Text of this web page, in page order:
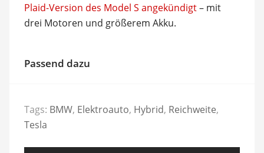
Plaid-Version des Model S angekündigt– mit
drei Motoren und größerem Akku.
Passend dazu
Tags: BMW, Elektroauto, Hybrid, Reichweite,
Tesla